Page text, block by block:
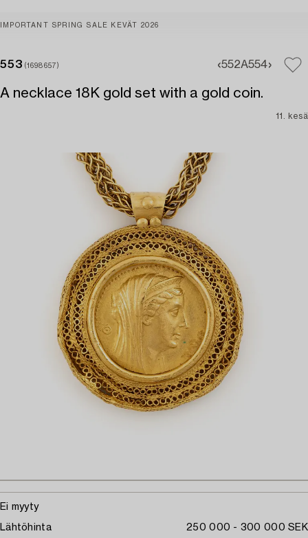
IMPORTANT SPRING SALE KEVÄT 2026
553 (1698657) 552A554
A necklace 18K gold set with a gold coin.
11. kesä
Ei myyty
Lähtöhinta 250 000 - 300 000 SEK